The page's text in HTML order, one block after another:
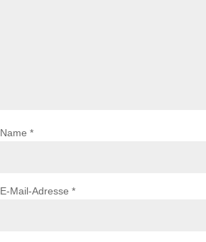
Name *
E-Mail-Adresse *